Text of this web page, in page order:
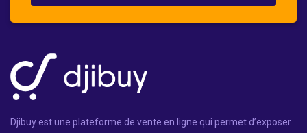
Djibuy est une plateforme de vente en ligne qui permet d’exposer